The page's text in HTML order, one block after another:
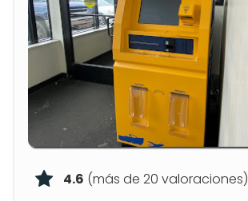
4.6 (más de 20 valoraciones)